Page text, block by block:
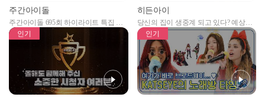
주간아이돌
주간아이돌 695회 하이라이트 특집 남
자아이돌편 예고
히든아이
당신의 집이 생중계 되고 있다? 예상치
못한 곳에서 일어나는 불법촬영 범죄!
인기 인기